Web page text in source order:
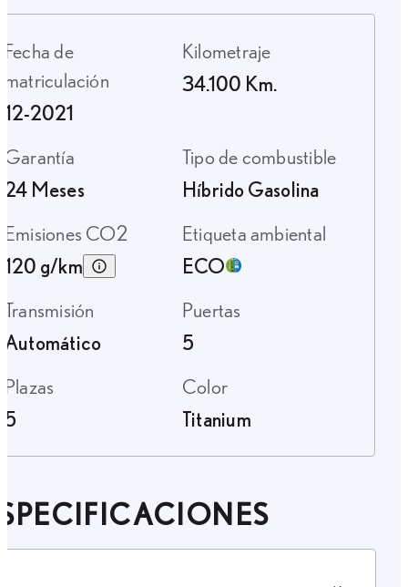
Fecha de
matriculación
12-2021
Kilometraje
34.100 Km.
Garantía
24 Meses
Tipo de combustible
Híbrido Gasolina
Emisiones CO2
120 g/km
Etiqueta ambiental
ECO
Transmisión
Automático
Puertas
5
Plazas
5
Color
Titanium